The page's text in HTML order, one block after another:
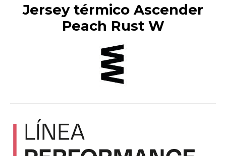
Jersey térmico Ascender
Peach Rust W